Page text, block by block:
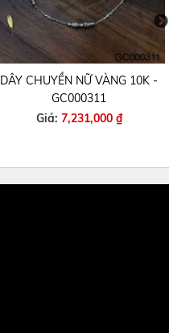
DÂY CHUYỀN NỮ VÀNG 10K -
GC000311
Giá: 7,231,000 ₫